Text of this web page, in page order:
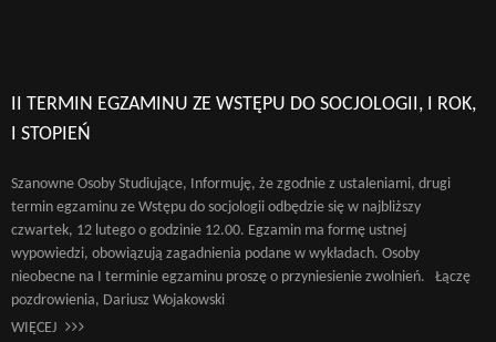
II TERMIN EGZAMINU ZE WSTĘPU DO SOCJOLOGII, I ROK,
I STOPIEŃ
Szanowne Osoby Studiujące, Informuję, że zgodnie z ustaleniami, drugi
termin egzaminu ze Wstępu do socjologii odbędzie się w najbliższy
czwartek, 12 lutego o godzinie 12.00. Egzamin ma formę ustnej
wypowiedzi, obowiązują zagadnienia podane w wykładach. Osoby
nieobecne na I terminie egzaminu proszę o przyniesienie zwolnień. Łączę
pozdrowienia, Dariusz Wojakowski
WIĘCEJ